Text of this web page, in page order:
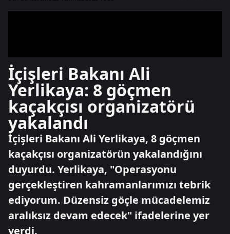
İçişleri Bakanı Ali
Yerlikaya: 8 göçmen
kaçakçısı organizatörü
yakalandı
İçişleri Bakanı Ali Yerlikaya, 8 göçmen
kaçakçısı organizatörün yakalandığını
duyurdu. Yerlikaya, "Operasyonu
gerçekleştiren kahramanlarımızı tebrik
ediyorum. Düzensiz göçle mücadelemiz
aralıksız devam edecek" ifadelerine yer
verdi.